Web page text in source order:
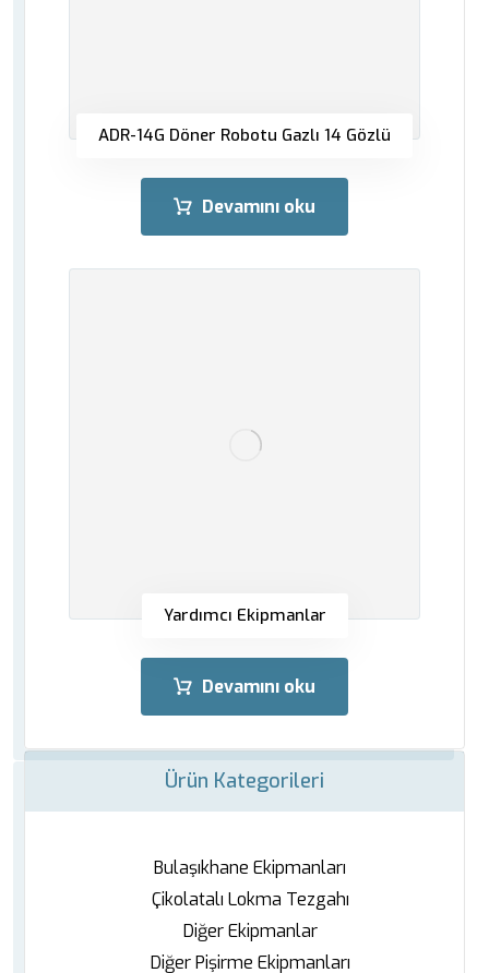
ADR-14G Döner Robotu Gazlı 14 Gözlü
Devamını oku
Yardımcı Ekipmanlar
Devamını oku
Ürün Kategorileri
Bulaşıkhane Ekipmanları
Çikolatalı Lokma Tezgahı
Diğer Ekipmanlar
Diğer Pişirme Ekipmanları